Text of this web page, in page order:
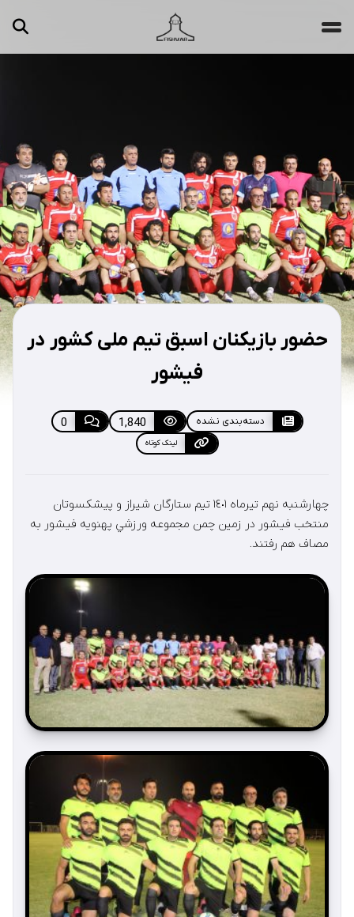
ویدیوها دسته‌بندی‌ها
حضور بازیکنان اسبق تیم ملی کشور در
فیشور
دسته‌بندی نشده 1,840
0
لینک کوتاه
چهارشنبه نهم تيرماه ١٤٠١ تيم ستارگان شيراز و پيشكسوتان
منتخب فيشور در زمين چمن مجموعه ورزشي پهنويه فيشور به
مصاف هم رفتند.